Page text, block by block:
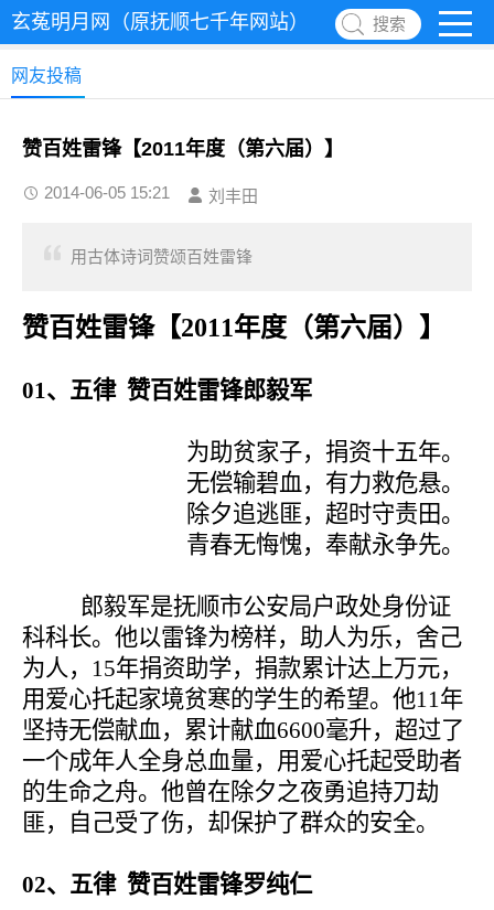
玄菟明月网（原抚顺七千年网站） 搜索
网友投稿
赞百姓雷锋【2011年度（第六届）】
2014-06-05 15:21 刘丰田
用古体诗词赞颂百姓雷锋
赞百姓雷锋【2011年度（第六届）】
01、五律 赞百姓雷锋郎毅军
为助贫家子，捐资十五年。
无偿输碧血，有力救危悬。
除夕追逃匪，超时守责田。
青春无悔愧，奉献永争先。
郎毅军是抚顺市公安局户政处身份证
科科长。他以雷锋为榜样，助人为乐，舍己
为人， 15年捐资助学，捐款累计达上万元，
用爱心托起家境贫寒的学生的希望。他11年
坚持无偿献血，累计献血6600毫升，超过了
一个成年人全身总血量，用爱心托起受助者
的生命之舟。他曾在除夕之夜勇追持刀劫
匪，自己受了伤，却保护了群众的安全。
02、五律 赞百姓雷锋罗纯仁